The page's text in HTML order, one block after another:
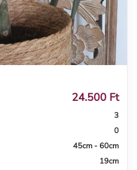
24.500 Ft
3
0
45cm - 60cm
19cm